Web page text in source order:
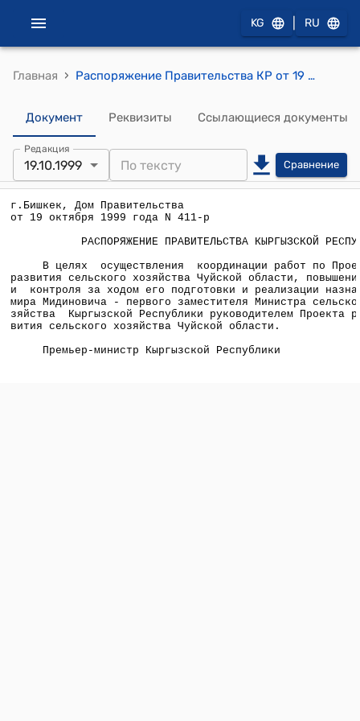
KG RU
Главная › Распоряжение Правительства КР от 19 октября 1999 года №411-р (О координации работ по Проекту регионального развития сельского хозяйства Чуйской области)
Документ Реквизиты Ссылающиеся документы
Редакция
19.10.1999 Сравнение